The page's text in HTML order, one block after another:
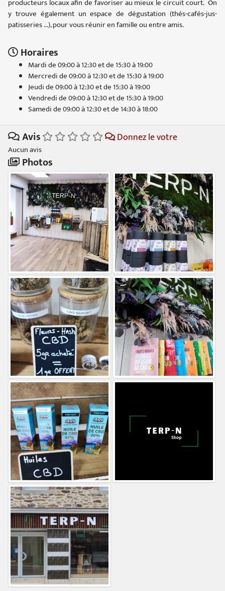
producteurs locaux afin de favoriser au mieux le circuit court. On
y trouve également un espace de dégustation (thés-cafés-jus-
patisseries ...), pour vous réunir en famille ou entre amis.
Horaires
Mardi de 09:00 à 12:30 et de 15:30 à 19:00
Mercredi de 09:00 à 12:30 et de 15:30 à 19:00
Jeudi de 09:00 à 12:30 et de 15:30 à 19:00
Vendredi de 09:00 à 12:30 et de 15:30 à 19:00
Samedi de 09:00 à 12:30 et de 14:30 à 18:00
Avis Donnez le votre
Aucun avis
Photos